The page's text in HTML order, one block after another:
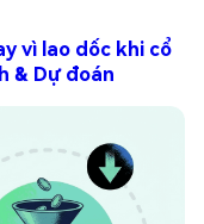
vì lao dốc khi cổ
& Dự đoán